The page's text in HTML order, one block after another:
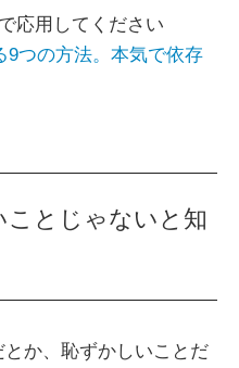
応用してください
9つの方法。本気で依存
ことじゃないと知
か、恥ずかしいことだ